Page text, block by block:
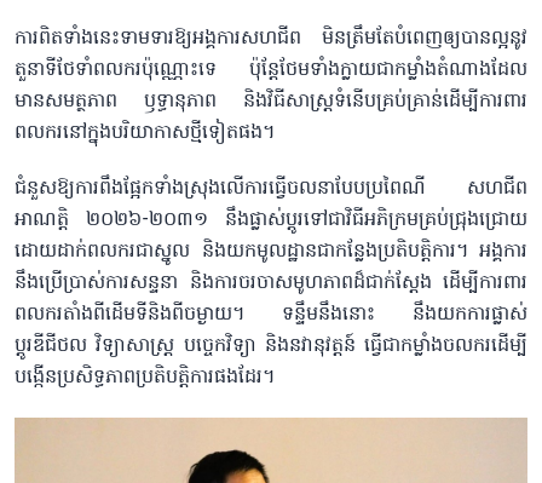
ការពិតទាំងនេះទាមទារឱ្យអង្គការសហជីព មិនត្រឹមតែបំពេញឲ្យបានល្អនូវ
តួនាទីថែទាំពលករប៉ុណ្ណោះទេ ប៉ុន្តែថែមទាំងក្លាយជាកម្លាំងតំណាងដែល
មានសមត្ថភាព ​​ឫទ្ធានុភាព និងវិធីសាស្ត្រទំនើបគ្រប់គ្រាន់ដើម្បីការពារ
ពលករនៅក្នុងបរិយាកាសថ្មីទៀតផង។
ជំនួសឱ្យការពឹងផ្អែកទាំងស្រុងលើការធ្វើចលនាបែបប្រពៃណី សហជីព
អាណត្តិ ២០២៦-២០៣១ នឹងផ្លាស់ប្តូរទៅជាវិធីអភិក្រមគ្រប់ជ្រុងជ្រោយ
ដោយដាក់ពលករជាស្នូល និងយកមូលដ្ឋានជាកន្លែងប្រតិបត្តិការ។ អង្គការ
នឹងប្រើប្រាស់ការសន្ទនា និងការចរចាសមូហភាពដ៏ជាក់ស្ដែង ដើម្បីការពារ
ពលករតាំងពីដើមទីនិងពីចម្ងាយ។ ទន្ទឹមនឹងនោះ នឹងយកការផ្លាស់
ប្តូរឌីជីថល វិទ្យាសាស្ត្រ បច្ចេកវិទ្យា និងនវានុវត្តន៍ ធ្វើជាកម្លាំងចលករដើម្បី
បង្កើនប្រសិទ្ធភាពប្រតិបត្តិការផងដែរ។